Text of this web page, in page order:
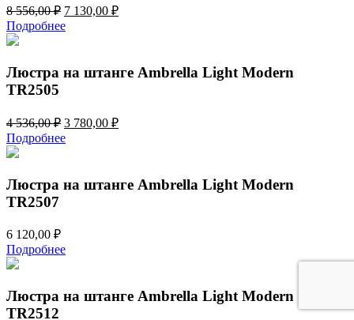
8 556,00₽ Первоначальная
цена
составляла
556,00 ₽.
7 130,00 ₽Текущая
Подробнее
Люстра на штанге Ambrella Light Modern
TR2505
4 536,00₽ Первоначальная
цена
составляла
3 780,00 ₽Текущая
Подробнее
Люстра на штанге Ambrella Light Modern
TR2507
6 120,00 ₽
Подробнее
Люстра на штанге Ambrella Light Modern
TR2512